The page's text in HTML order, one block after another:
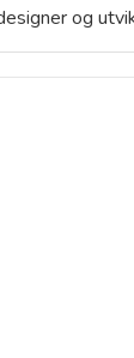
og